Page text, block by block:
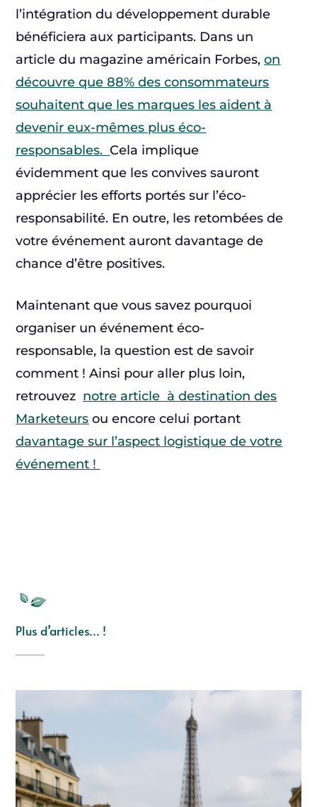
l’intégration du développement durable
bénéficiera aux participants. Dans un
article du magazine américain Forbes,on
découvre que 88% des consommateurs
souhaitent que les marques les aident à
devenir eux-mêmes plus éco-
responsables.Cela implique
évidemment que les convives sauront
apprécier les efforts portés sur l’éco-
responsabilité. En outre, les retombées de
votre événement auront davantage de
chance d’être positives.
Maintenant que vous savez pourquoi
organiser un événement éco-
responsable, la question est de savoir
comment ! Ainsi pour aller plus loin,
retrouvez notre article à destination des
Marketeurs ou encore celui portant
davantage sur l’aspect logistique de votre
événement !
Plus d’articles… !